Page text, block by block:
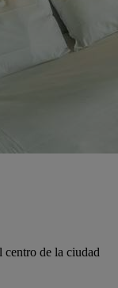
centro de la ciudad